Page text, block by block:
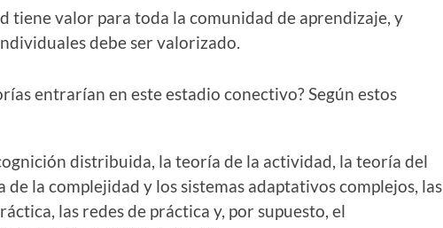
tiene valor para toda la comunidad de aprendizaje, y
debe ser valorizado.
entrarían en este estadio conectivo? Según estos
distribuida, la teoría de la actividad, la teoría del
la complejidad y los sistemas adaptativos complejos, las
las redes de práctica y, por supuesto, el